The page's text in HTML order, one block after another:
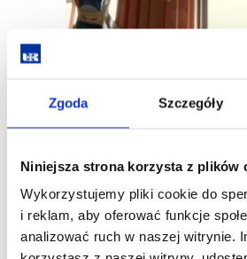
Zgoda Szczegóły
Niniejsza strona korzysta z plików
Wykorzystujemy pliki cookie do
i reklam, aby oferować funkcje
analizować ruch w naszej witrynie.